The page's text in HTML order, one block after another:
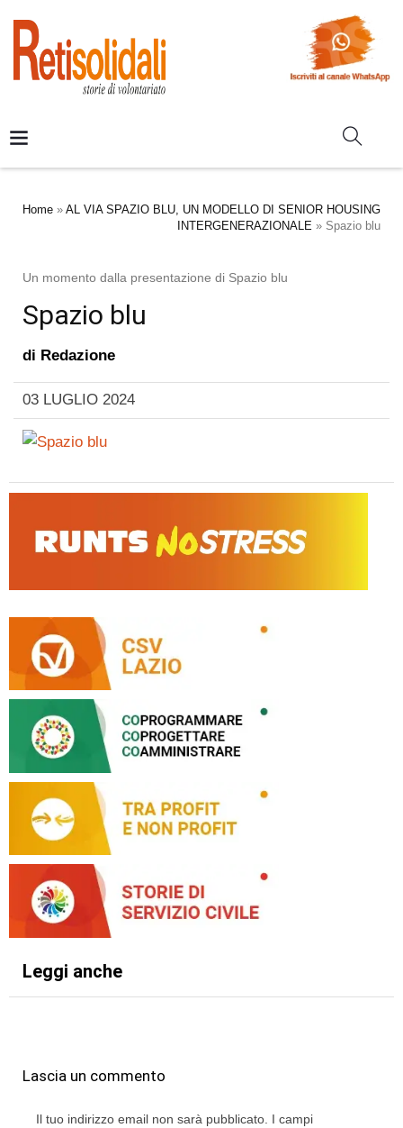
Home » AL VIA SPAZIO BLU, UN MODELLO DI SENIOR HOUSING
INTERGENERAZIONALE » Spazio blu
Un momento dalla presentazione di Spazio blu
Spazio blu
di Redazione
03 LUGLIO 2024
Leggi anche
Lascia un commento
Il tuo indirizzo email non sarà pubblicato. I campi